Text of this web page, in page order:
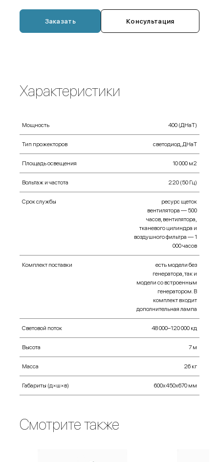
Заказать Консультация
Характеристики
Мощность 400 (ДНаТ)
Тип прожекторов cветодиод, ДНаТ
Площадь освещения 10 000 м2
Вольтаж и частота 220 (50 Гц)
Срок службы
ресурс щеток
вентилятора — 500
часов, вентилятора,
тканевого цилиндра и
воздушного фильтра — 1
000 часов
Комплект поставки
есть модели без
генератора, так и
модели со встроенным
генератором. В
комплект входит
дополнительная лампа
Световой поток 48 000–120 000 кд
Высота 7 м
Масса 26 кг
Габариты (д×ш×в) 600х450х670 мм
Смотрите также